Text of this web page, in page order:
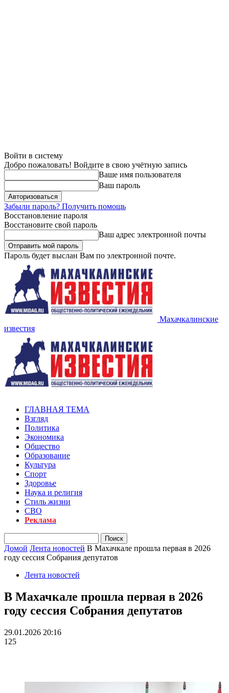
Войти в систему
Добро пожаловать! Войдите в свою учётную запись
Ваше имя пользователя
Ваш пароль
Забыли пароль? Получить помощь
Восстановление пароля
Восстановите свой пароль
Ваш адрес электронной почты
Пароль будет выслан Вам по электронной почте.
Махачкалинские
известия
ГЛАВНАЯ ТЕМА
Взгляд
Политика
Экономика
Общество
Образование
Культура
Спорт
Здоровье
Наука и религия
Стиль жизни
СВО
Реклама
Домой Лента новостей В Махачкале прошла первая в 2026
году сессия Собрания депутатов
Лента новостей
В Махачкале прошла первая в 2026
году сессия Собрания депутатов
29.01.2026 20:16
125